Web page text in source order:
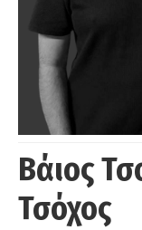
Βάιος
Τσόχος